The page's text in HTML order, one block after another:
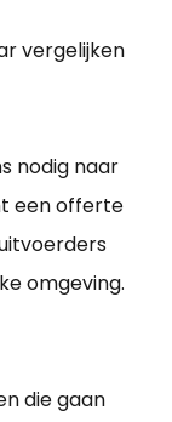
vergelijken
nodig naar
een offerte
omgeving.
die gaan